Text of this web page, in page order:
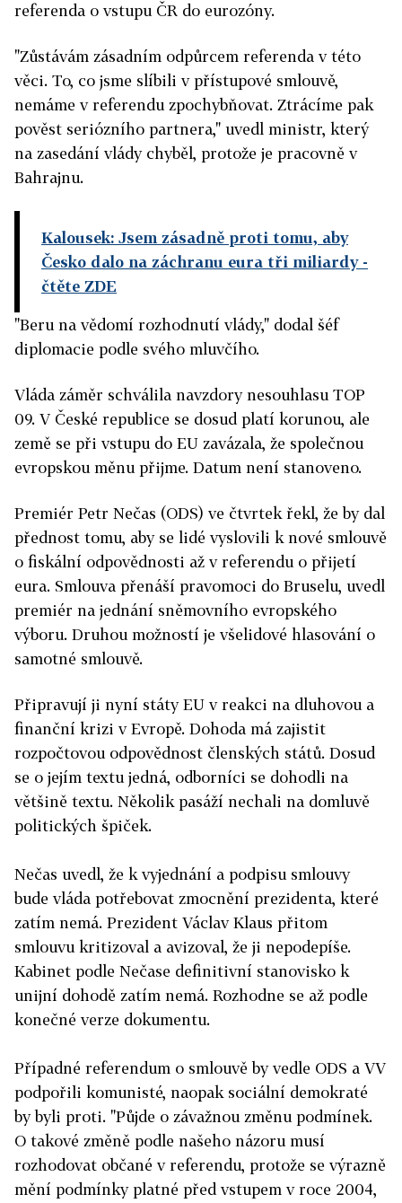
referenda o vstupu ČR do eurozóny.
"Zůstávám zásadním odpůrcem referenda v této
věci. To, co jsme slíbili v přístupové smlouvě,
nemáme v referendu zpochybňovat. Ztrácíme pak
pověst seriózního partnera," uvedl ministr, který
na zasedání vlády chyběl, protože je pracovně v
Bahrajnu.
Kalousek: Jsem zásadně proti tomu, aby
Česko dalo na záchranu eura tři miliardy-
čtěte ZDE
"Beru na vědomí rozhodnutí vlády," dodal šéf
diplomacie podle svého mluvčího.
Vláda záměr schválila navzdory nesouhlasu TOP
09. V České republice se dosud platí korunou, ale
země se při vstupu do EU zavázala, že společnou
evropskou měnu přijme. Datum není stanoveno.
Premiér Petr Nečas (ODS) ve čtvrtek řekl, že by dal
přednost tomu, aby se lidé vyslovili k nové smlouvě
o fiskální odpovědnosti až v referendu o přijetí
eura. Smlouva přenáší pravomoci do Bruselu, uvedl
premiér na jednání sněmovního evropského
výboru. Druhou možností je všelidové hlasování o
samotné smlouvě.
Připravují ji nyní státy EU v reakci na dluhovou a
finanční krizi v Evropě. Dohoda má zajistit
rozpočtovou odpovědnost členských států. Dosud
se o jejím textu jedná, odborníci se dohodli na
většině textu. Několik pasáží nechali na domluvě
politických špiček.
Nečas uvedl, že k vyjednání a podpisu smlouvy
bude vláda potřebovat zmocnění prezidenta, které
zatím nemá. Prezident Václav Klaus přitom
smlouvu kritizoval a avizoval, že ji nepodepíše.
Kabinet podle Nečase definitivní stanovisko k
unijní dohodě zatím nemá. Rozhodne se až podle
konečné verze dokumentu.
Případné referendum o smlouvě by vedle ODS a VV
podpořili komunisté, naopak sociální demokraté
by byli proti. "Půjde o závažnou změnu podmínek.
O takové změně podle našeho názoru musí
rozhodovat občané v referendu, protože se výrazně
mění podmínky platné před vstupem v roce 2004,